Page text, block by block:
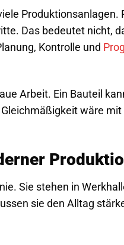
Das bedeutet nicht,
Kontrolle und
Arbeit. Ein Bauteil
wäre
Sie stehen in
sie den Alltag